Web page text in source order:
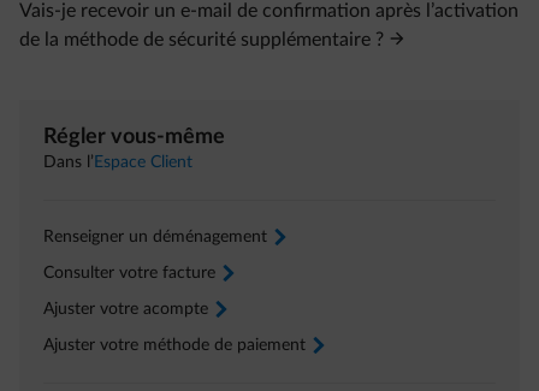
Vais-je recevoir un e‑mail de confirmation après l’activation
de la méthode de sécurité supplémentaire ?
Régler vous-même
Dans l’ Espace Client
Renseigner un déménagement arrow-right
Consulter votre facture arrow-right
Ajuster votre acompte arrow-right
Ajuster votre méthode de paiement arrow-right